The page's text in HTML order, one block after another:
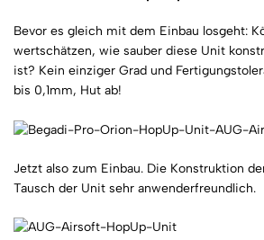
Bevor es gleich mit dem Einbau losgeht:
wertschätzen, wie sauber diese Unit
ist? Kein einziger Grad und
bis 0,1mm, Hut ab!
Jetzt also zum Einbau. Die Konstruktion
Tausch der Unit sehr anwenderfreundlich.